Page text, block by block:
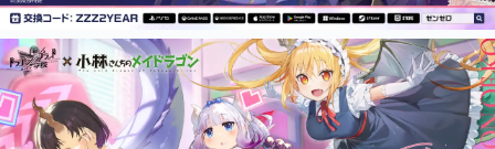
ピックアップ
電ファミのいま読まれている記事ランキング